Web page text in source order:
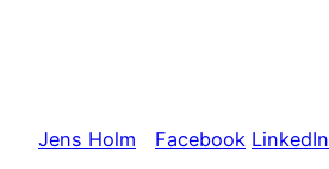
Jens Holm Facebook LinkedIn